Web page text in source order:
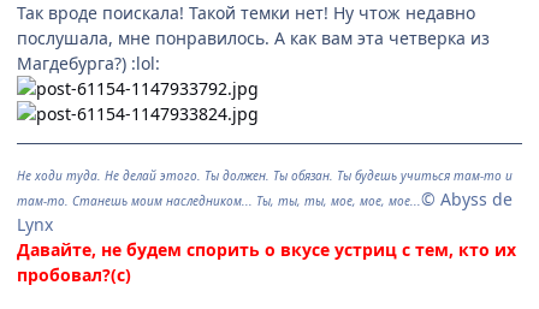
Так вроде поискала! Такой темки нет! Ну чтож недавно
послушала, мне понравилось. А как вам эта четверка из
Магдебурга?) :lol:
Не ходи туда. Не делай этого. Ты должен. Ты обязан. Ты будешь учиться там-то и
там-то. Станешь моим наследником... Ты, ты, ты, мое, мое, мое...© Abyss de
Lynx
Давайте, не будем спорить о вкусе устриц с тем, кто их
пробовал?(с)